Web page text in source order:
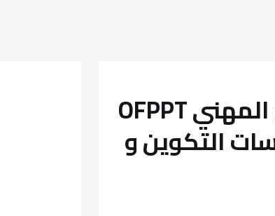
كونكور جديد في مكتب التكوين المهني OFPPT
التكوين و